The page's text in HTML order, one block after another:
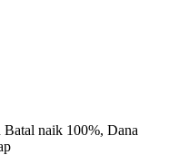
Batal naik 100%, Dana